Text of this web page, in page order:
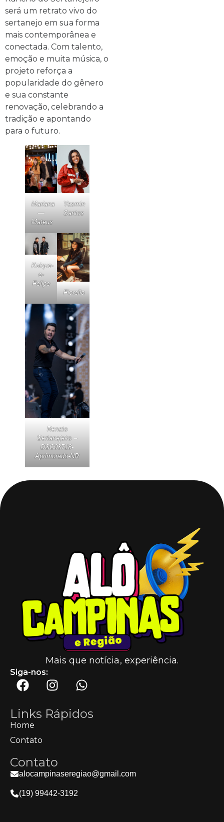
será um retrato vivo do
sertanejo em sua forma
mais contemporânea e
conectada. Com talento,
emoção e muita música, o
projeto reforça a
popularidade do gênero
e sua constante
renovação, celebrando a
tradição e apontando
para o futuro.
Mariana
—
Mateus
Yasmin
Santos
Kaique-
e-
Felipe
Fiorella
Renato
Sertanejeiro –
DSC03718-
Aprimorado-NR
Mais que notícia, experiência.
Siga-nos:
Links Rápidos
Home
Contato
Contato
alocampinaseregiao@gmail.com
(19) 99442-3192